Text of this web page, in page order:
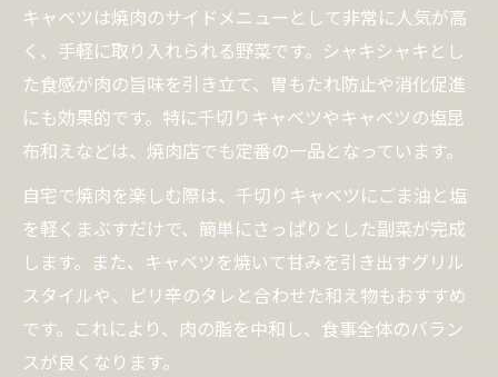
キャベツは焼肉のサイドメニューとして非常に人気が高
く、手軽に取り入れられる野菜です。シャキシャキとし
た食感が肉の旨味を引き立て、胃もたれ防止や消化促進
にも効果的です。特に千切りキャベツやキャベツの塩昆
布和えなどは、焼肉店でも定番の一品となっています。
自宅で焼肉を楽しむ際は、千切りキャベツにごま油と塩
を軽くまぶすだけで、簡単にさっぱりとした副菜が完成
します。また、キャベツを焼いて甘みを引き出すグリル
スタイルや、ピリ辛のタレと合わせた和え物もおすすめ
です。これにより、肉の脂を中和し、食事全体のバラン
スが良くなります。